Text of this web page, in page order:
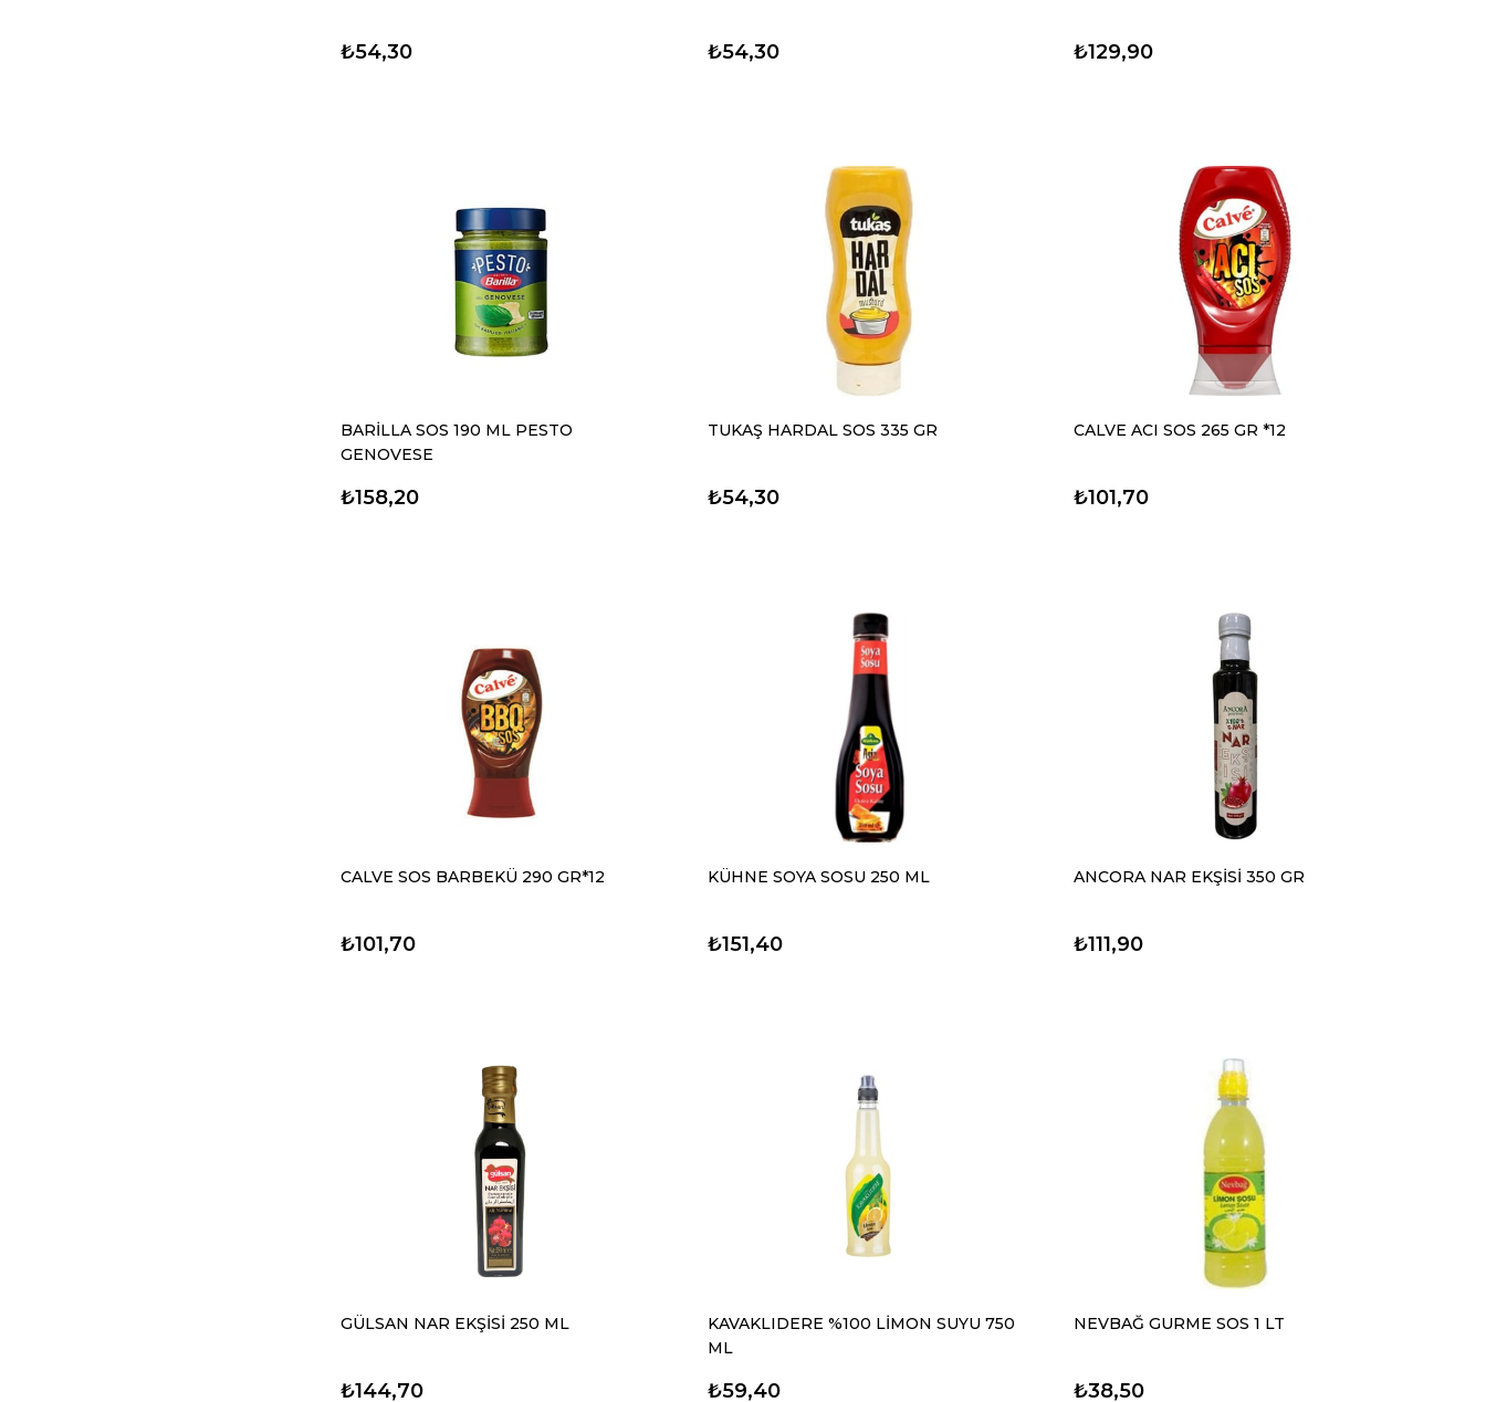
₺54,30 ₺54,30 ₺129,90
BARİLLA SOS 190 ML PESTO
GENOVESE
₺158,20
TUKAŞ HARDAL SOS 335 GR
₺54,30
CALVE ACI SOS 265 GR *12
₺101,70
CALVE SOS BARBEKÜ 290 GR*12
₺101,70
KÜHNE SOYA SOSU 250 ML
₺151,40
ANCORA NAR EKŞİSİ 350 GR
₺111,90
GÜLSAN NAR EKŞİSİ 250 ML
₺144,70
KAVAKLIDERE %100 LİMON SUYU 750
ML
₺59,40
NEVBAĞ GURME SOS 1 LT
₺38,50